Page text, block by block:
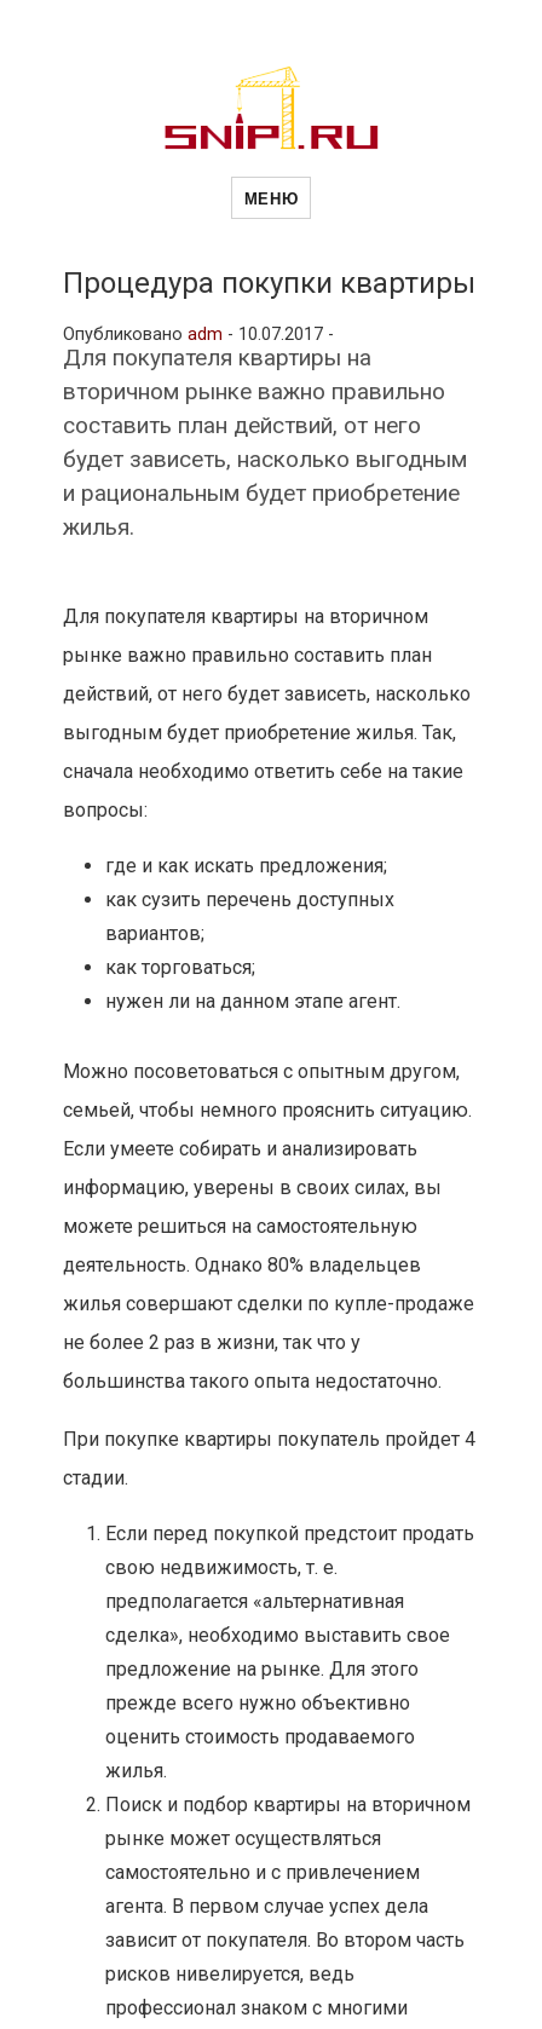
Новости
и
рубрики
МЕНЮ
Процедура покупки квартиры
Опубликовано adm - 10.07.2017 -
Для покупателя квартиры на
вторичном рынке важно правильно
составить план действий, от него
будет зависеть, насколько выгодным
и рациональным будет приобретение
жилья.
Для покупателя квартиры на вторичном
рынке важно правильно составить план
действий, от него будет зависеть, насколько
выгодным будет приобретение жилья. Так,
сначала необходимо ответить себе на такие
вопросы:
где и как искать предложения;
как сузить перечень доступных
вариантов;
как торговаться;
нужен ли на данном этапе агент.
Можно посоветоваться с опытным другом,
семьей, чтобы немного прояснить ситуацию.
Если умеете собирать и анализировать
информацию, уверены в своих силах, вы
можете решиться на самостоятельную
деятельность. Однако 80% владельцев
жилья совершают сделки по купле-продаже
не более 2 раз в жизни, так что у
большинства такого опыта недостаточно.
При покупке квартиры покупатель пройдет 4
стадии.
Если перед покупкой предстоит продать
свою недвижимость, т. е.
предполагается «альтернативная
сделка», необходимо выставить свое
предложение на рынке. Для этого
прежде всего нужно объективно
оценить стоимость продаваемого
жилья.
Поиск и подбор квартиры на вторичном
рынке может осуществляться
самостоятельно и с привлечением
агента. В первом случае успех дела
зависит от покупателя. Во втором часть
рисков нивелируется, ведь
профессионал знаком с многими